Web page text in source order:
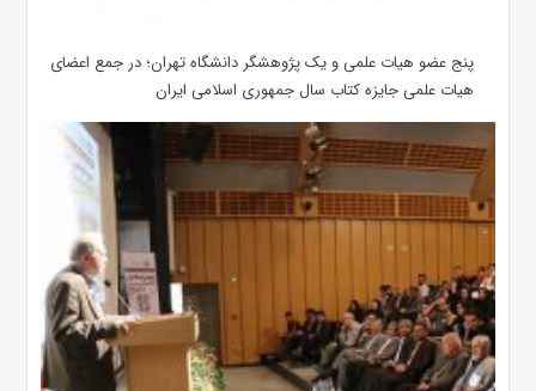
پنج عضو هیات علمی و یک پژوهشگر دانشگاه تهران؛ در جمع اعضای
هیات علمی جایزه کتاب سال جمهوری اسلامی ایران